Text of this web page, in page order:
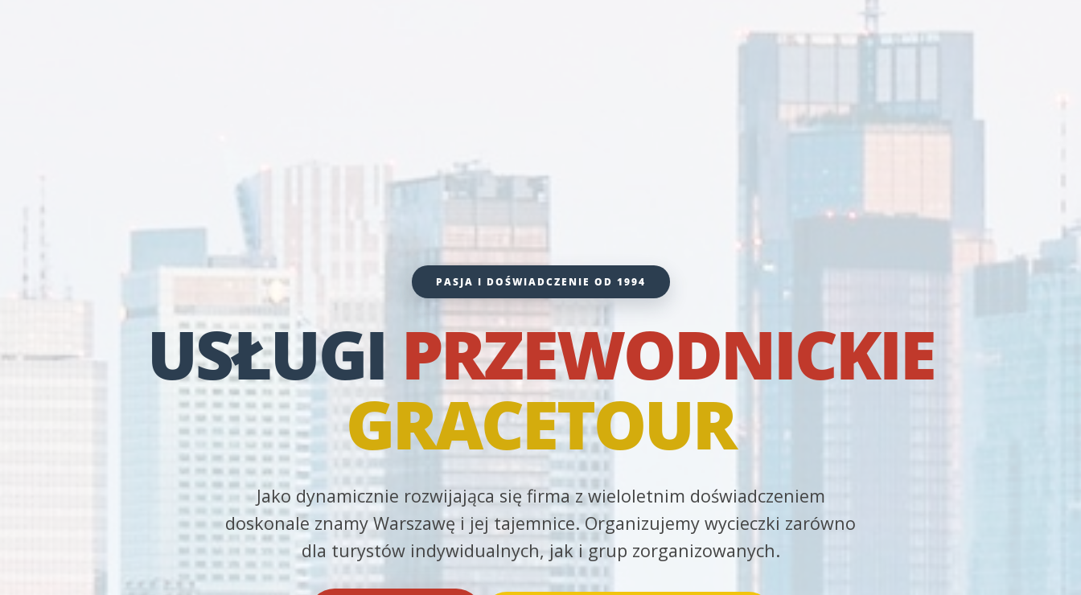
PASJA I DOŚWIADCZENIE OD 1994
USŁUGI PRZEWODNICKIE
GRACETOUR
Jako dynamicznie rozwijająca się firma z wieloletnim doświadczeniem
doskonale znamy Warszawę i jej tajemnice. Organizujemy wycieczki zarówno
dla turystów indywidualnych, jak i grup zorganizowanych.